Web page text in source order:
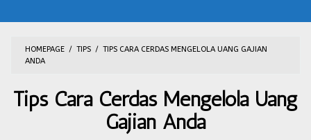
HOMEPAGE / TIPS / TIPS CARA CERDAS MENGELOLA UANG GAJIAN
ANDA
Tips Cara Cerdas Mengelola Uang
Gajian Anda